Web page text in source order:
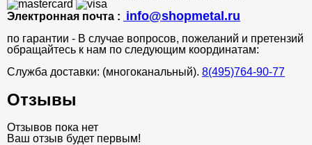
Электронная почта : info@shopmetal.ru
по гарантии - В случае вопросов, пожеланий и претензий
обращайтесь к нам по следующим координатам:
Служба доставки: (многоканальный). 8(495)764-90-77
Отзывы
Отзывов пока нет
Ваш отзыв будет первым!